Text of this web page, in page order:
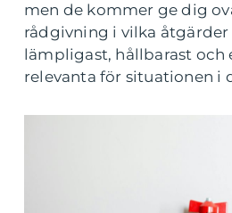
men de kommer ge dig
rådgivning i vilka åtgärder
lämpligast, hållbarast och
relevanta för situationen i